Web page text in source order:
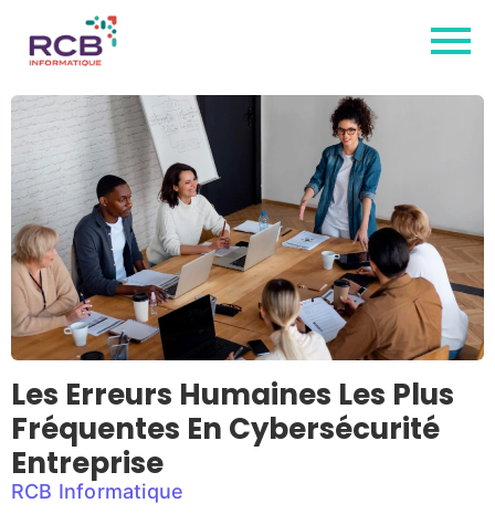
Les Erreurs Humaines Les Plus
Fréquentes En Cybersécurité
Entreprise
RCB Informatique